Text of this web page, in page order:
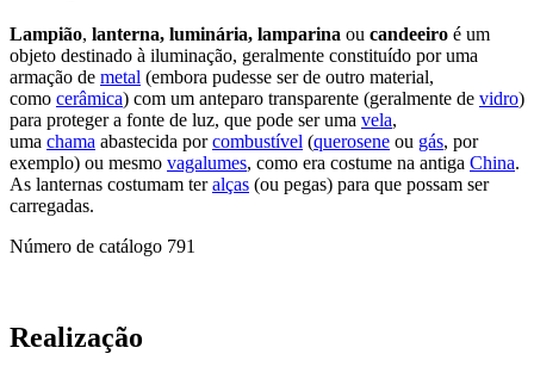
Lampião, lanterna, luminária, lamparina ou candeeiro é um
objeto destinado à iluminação, geralmente constituído por uma
armação de metal (embora pudesse ser de outro material,
como cerâmica) com um anteparo transparente (geralmente de vidro)
para proteger a fonte de luz, que pode ser uma vela,
uma chama abastecida porcombustível (querosene ou gás, por
exemplo) ou mesmo vagalumes, como era costume na antiga China.
As lanternas costumam teralças (ou pegas) para que possam ser
carregadas.
Número de catálogo 791
Realização